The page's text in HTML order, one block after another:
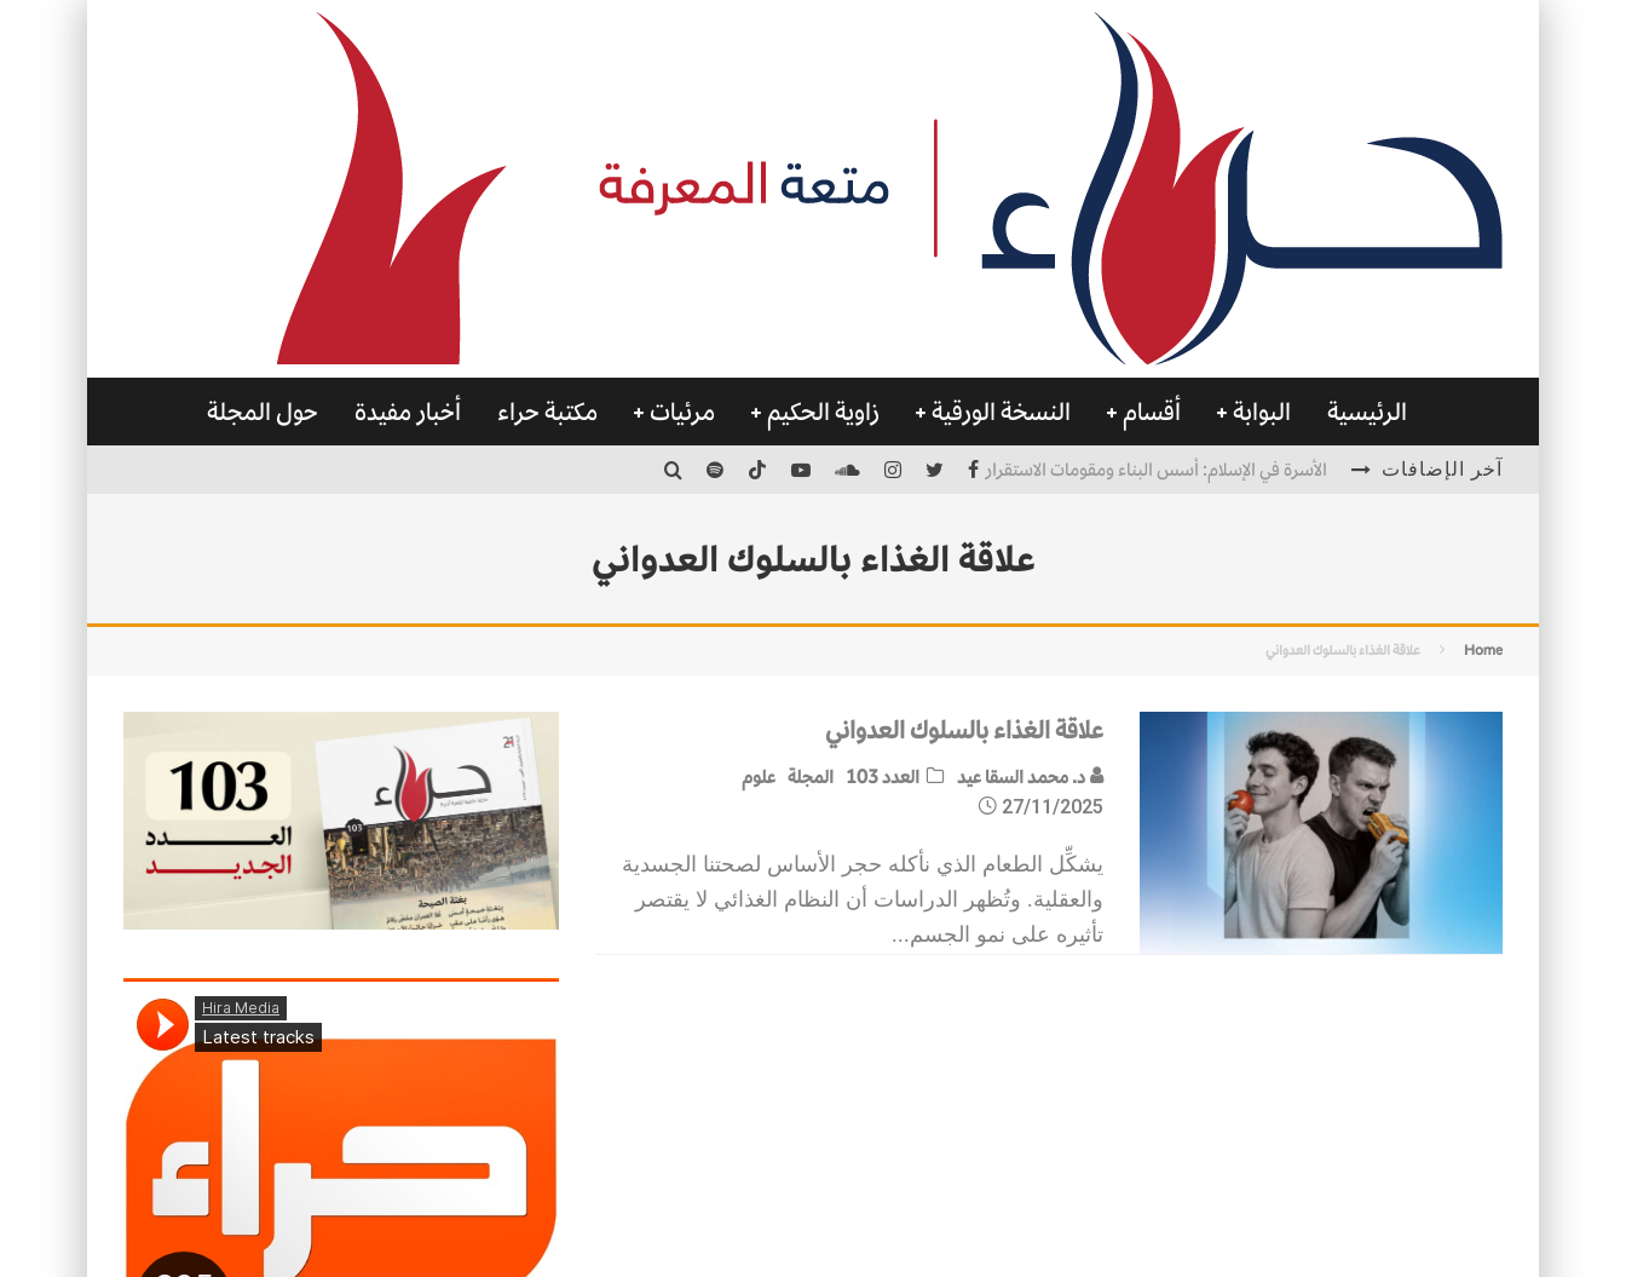
الرئيسية البوابة أقسام النسخة الورقية زاوية الحكيم مرئيات مكتبة حراء أخبار مفيدة حول المجلة
آخر الإضافات الأسرة في الإسلام: أسس البناء ومقومات الاستقرار
علاقة الغذاء بالسلوك العدواني
Home علاقة الغذاء بالسلوك العدواني
علاقة الغذاء بالسلوك العدواني
د. محمد السقا عيد العدد 103 المجلة علوم
27/11/2025
يشكِّل الطعام الذي نأكله حجر الأساس لصحتنا الجسدية
والعقلية. وتُظهر الدراسات أن النظام الغذائي لا يقتصر
تأثيره على نمو الجسم...